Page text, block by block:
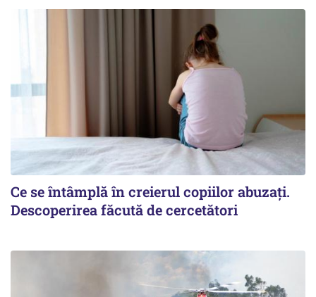
Ce se întâmplă în creierul copiilor abuzați.
Descoperirea făcută de cercetători